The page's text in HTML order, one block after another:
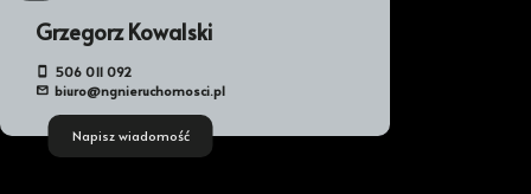
Grzegorz Kowalski
506 011 092
biuro@ngnieruchomosci.pl
Napisz wiadomość